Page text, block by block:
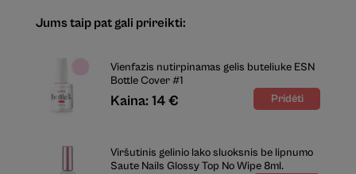
Jums taip pat gali prireikti:
Vienfazis nutirpinamas gelis buteliuke ESN
Bottle Cover #1
Kaina: 14 €
Viršutinis gelinio lako sluoksnis be lipnumo
Saute Nails Glossy Top No Wipe 8ml.